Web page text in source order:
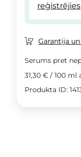
reģistrējies
Garantija
Serums pret
31,30 € / 100 ml
Produkta ID: